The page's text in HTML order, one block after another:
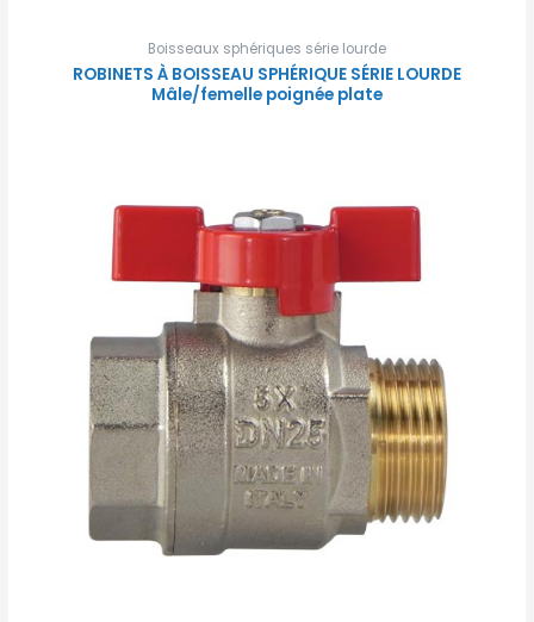
Boisseaux sphériques série lourde
ROBINETS À BOISSEAU SPHÉRIQUE SÉRIE LOURDE
Mâle/femelle poignée plate